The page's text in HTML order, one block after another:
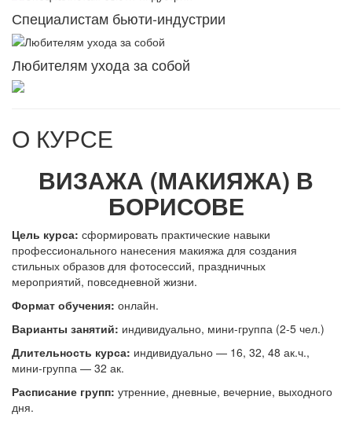
Специалистам бьюти-индустрии
Любителям ухода за собой
О КУРСЕ
ВИЗАЖА (МАКИЯЖА) В
БОРИСОВЕ
Цель курса: сформировать практические навыки
профессионального нанесения макияжа для создания
стильных образов для фотосессий, праздничных
мероприятий, повседневной жизни.
Формат обучения: онлайн.
Варианты занятий: индивидуально, мини-группа (2-5 чел.)
Длительность курса: индивидуально — 16, 32, 48 ак.ч.,
мини-группа — 32 ак.
Расписание групп: утренние, дневные, вечерние, выходного
дня.